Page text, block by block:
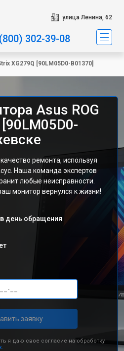
улица Ленина, 62
302-39-08
XG279Q [90LM05D0-B01370]
Asus ROG
ремонта, используя
Наша команда экспертов
любые неисправности.
монитор вернулся к жизни!
день обращения
заявку
я даю свое согласие на обработку